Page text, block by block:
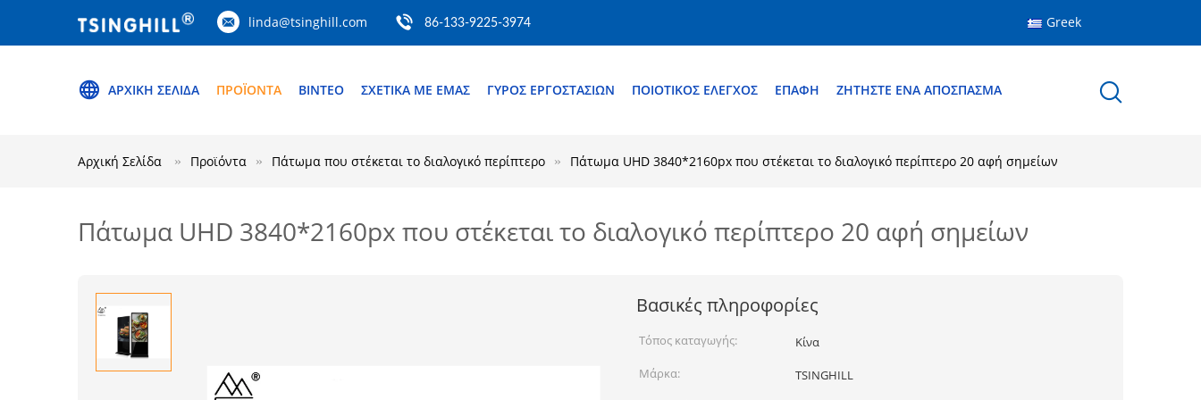
linda@tsinghill.com 86-133-9225-3974 Greek
ΑΡΧΙΚΉ ΣΕΛΊΔΑ ΠΡΟΪΌΝΤΑ ΒΊΝΤΕΟ ΣΧΕΤΙΚΆ ΜΕ ΕΜΆΣ ΓΎΡΟΣ ΕΡΓΟΣΤΑΣΊΩΝ ΠΟΙΟΤΙΚΌΣ ΈΛΕΓΧΟΣ ΕΠΑΦΉ ΖΗΤΉΣΤΕ ΈΝΑ ΑΠΌΣΠΑΣΜΑ
Αρχική Σελίδα Προϊόντα Πάτωμα που στέκεται το διαλογικό περίπτερο Πάτωμα UHD 3840*2160px που στέκεται το διαλογικό περίπτερο 20 αφή σημείων
Πάτωμα UHD 3840*2160px που στέκεται το διαλογικό περίπτερο 20 αφή σημείων
Βασικές πληροφορίες
Τόπος καταγωγής:
Κίνα
Μάρκα:
TSINGHILL